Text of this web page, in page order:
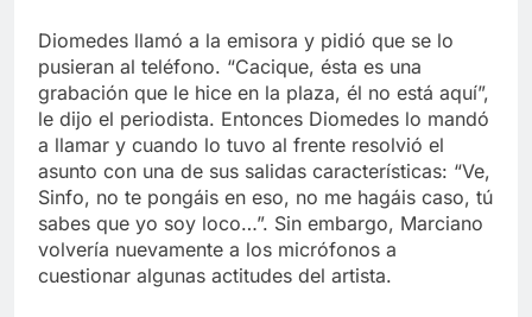
Diomedes llamó a la emisora y pidió que se lo
pusieran al teléfono. “Cacique, ésta es una
grabación que le hice en la plaza, él no está aquí”,
le dijo el periodista. Entonces Diomedes lo mandó
a llamar y cuando lo tuvo al frente resolvió el
asunto con una de sus salidas características: “Ve,
Sinfo, no te pongáis en eso, no me hagáis caso, tú
sabes que yo soy loco…”. Sin embargo, Marciano
volvería nuevamente a los micrófonos a
cuestionar algunas actitudes del artista.